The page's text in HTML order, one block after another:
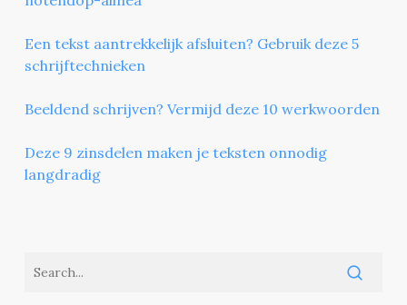
Een tekst aantrekkelijk afsluiten? Gebruik deze 5
schrijftechnieken
Beeldend schrijven? Vermijd deze 10 werkwoorden
Deze 9 zinsdelen maken je teksten onnodig
langdradig